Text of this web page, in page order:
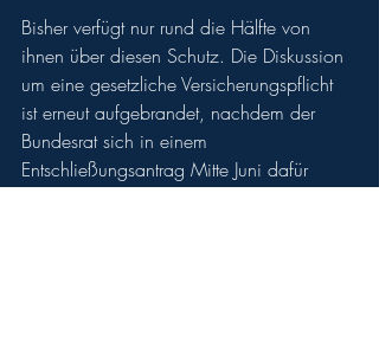
Bisher verfügt nur rund die Hälfte von
ihnen über diesen Schutz. Die Diskussion
um eine gesetzliche Versicherungspflicht
ist erneut aufgebrandet, nachdem der
Bundesrat sich in einem
Entschließungsantrag Mitte Juni dafür